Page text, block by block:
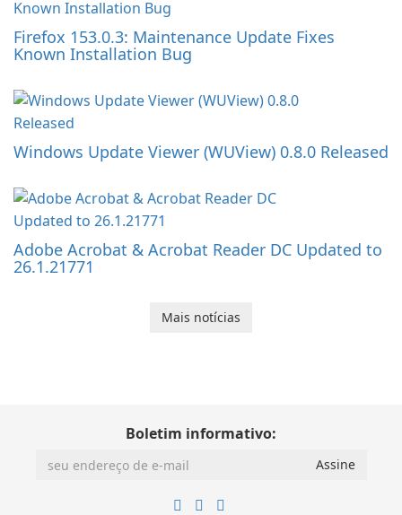
Firefox 153.0.3: Maintenance Update Fixes
Known Installation Bug
Windows Update Viewer (WUView) 0.8.0 Released
Adobe Acrobat & Acrobat Reader DC Updated to
26.1.21771
Mais notícias
Boletim informativo: